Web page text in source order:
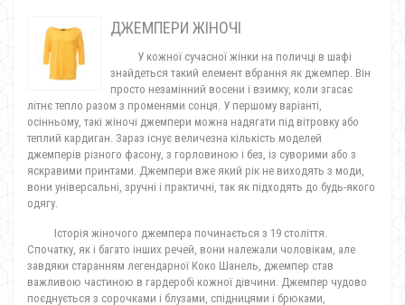
ДЖЕМПЕРИ ЖІНОЧІ
У кожної сучасної жінки на поличці в шафі
знайдеться такий елемент вбрання як джемпер. Він
просто незамінний восени і взимку, коли згасає
літнє тепло разом з променями сонця. У першому варіанті,
осінньому, такі жіночі джемпери можна надягати під вітровку або
теплий кардиган. Зараз існує величезна кількість моделей
джемперів різного фасону, з горловиною і без, із суворими або з
яскравими принтами. Джемпери вже який рік не виходять з моди,
вони універсальні, зручні і практичні, так як підходять до будь-якого
одягу.
Історія жіночого джемпера починається з 19 століття.
Спочатку, як і багато інших речей, вони належали чоловікам, але
завдяки старанням легендарної Коко Шанель, джемпер став
важливою частиною в гардеробі кожної дівчини. Джемпер чудово
поєднується з сорочками і блузами, спідницями і брюками,